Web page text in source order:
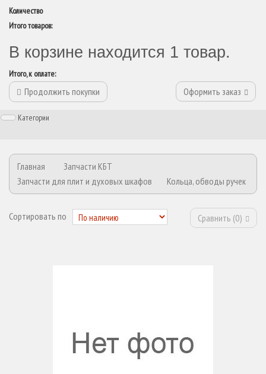
Количество
Итого товаров:
В корзине находится 1 товар.
Итого, к оплате:
Продолжить покупки Оформить заказ
Категории
Главная
Запчасти КБТ
Запчасти для плит и духовых шкафов
Кольца, обводы ручек
Сортировать по Сравнить (0)